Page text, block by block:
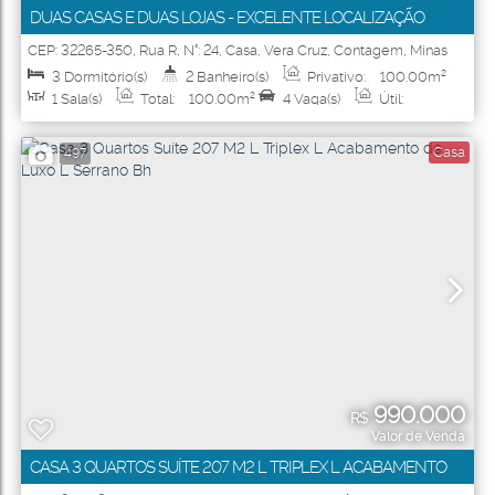
DUAS CASAS E DUAS LOJAS - EXCELENTE LOCALIZAÇÃO
CEP: 32265-350, Rua R, N°: 24, Casa, Vera Cruz, Contagem, Minas
Gerais
3 Dormitório(s) 2 Banheiro(s) Privativo: 100.00m²
1 Sala(s) Total: 100.00m² 4 Vaga(s)
Útil:
100.00m² Terreno: 360.00m² Fundos: 30.00m
Frente:
12.00m
497 Casa
R$990.000
Valor de Venda
CASA 3 QUARTOS SUÍTE 207 M2 L TRIPLEX L ACABAMENTO